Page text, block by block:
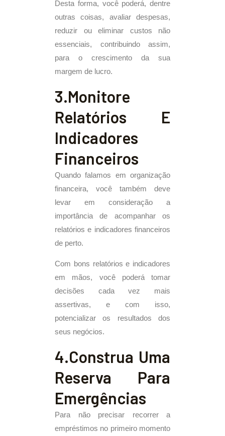
Desta forma, você poderá, dentre
outras coisas, avaliar despesas,
reduzir ou eliminar custos não
essenciais, contribuindo assim,
para o crescimento da sua
margem de lucro.
3.Monitore
Relatórios E
Indicadores
Financeiros
Quando falamos em organização
financeira, você também deve
levar em consideração a
importância de acompanhar os
relatórios e indicadores financeiros
de perto.
Com bons relatórios e indicadores
em mãos, você poderá tomar
decisões cada vez mais
assertivas, e com isso,
potencializar os resultados dos
seus negócios.
4.Construa Uma
Reserva Para
Emergências
Para não precisar recorrer a
empréstimos no primeiro momento